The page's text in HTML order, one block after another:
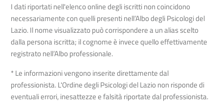
I dati riportati nell'elenco online degli iscritti non coincidono
necessariamente con quelli presenti nell’Albo degli Psicologi del
Lazio. Il nome visualizzato può corrispondere a un alias scelto
dalla persona iscritta; il cognome è invece quello effettivamente
registrato nell’Albo professionale.
* Le informazioni vengono inserite direttamente dal
professionista. L'Ordine degli Psicologi del Lazio non risponde di
eventuali errori, inesattezze e falsità riportate dal professionista.